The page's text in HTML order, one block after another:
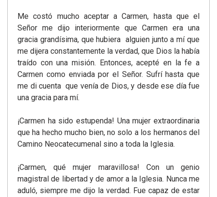
Me costó mucho aceptar a Carmen, hasta que el
Señor me dijo interiormente que Carmen era una
gracia grandísima, que hubiera alguien junto a mí que
me dijera constantemente la verdad, que Dios la había
traído con una misión. Entonces, acepté en la fe a
Carmen como enviada por el Señor. Sufrí hasta que
me di cuenta que venía de Dios, y desde ese día fue
una gracia para mí.
¡Carmen ha sido estupenda! Una mujer extraordinaria
que ha hecho mucho bien, no solo a los hermanos del
Camino Neocatecumenal sino a toda la Iglesia.
¡Carmen, qué mujer maravillosa! Con un genio
magistral de libertad y de amor a la Iglesia. Nunca me
aduló, siempre me dijo la verdad. Fue capaz de estar